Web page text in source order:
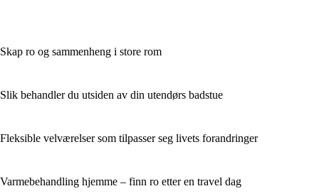
Skap ro og sammenheng i store rom
Slik behandler du utsiden av din utendørs badstue
Fleksible velværelser som tilpasser seg livets forandringer
Varmebehandling hjemme – finn ro etter en travel dag